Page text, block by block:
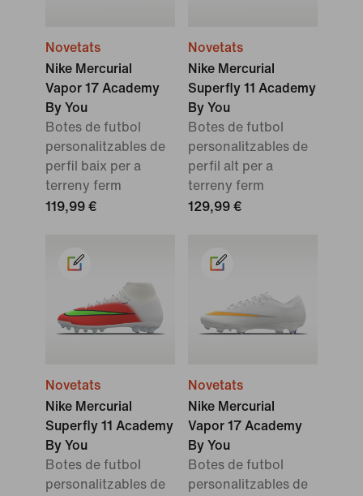
Novetats
Nike Mercurial
Vapor 17 Academy
By You
Botes de futbol
personalitzables de
perfil baix per a
terreny ferm
119,99 €
Novetats
Nike Mercurial
Superfly 11 Academy
By You
Botes de futbol
personalitzables de
perfil alt per a
terreny ferm
129,99 €
Novetats
Nike Mercurial
Superfly 11 Academy
By You
Botes de futbol
personalitzables de
Novetats
Nike Mercurial
Vapor 17 Academy
By You
Botes de futbol
personalitzables de